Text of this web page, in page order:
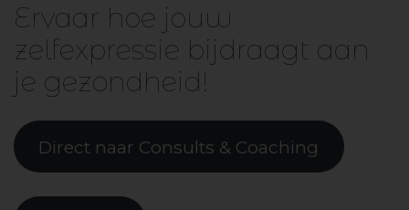
Ervaar hoe jouw
zelfexpressie bijdraagt aan
je gezondheid!
Direct naar Consults & Coaching